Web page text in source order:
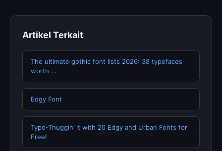
Artikel Terkait
The ultimate gothic font lists 2026: 38 typefaces
worth …
Edgy Font
Typo-Thuggin’ it with 20 Edgy and Urban Fonts for
Free!